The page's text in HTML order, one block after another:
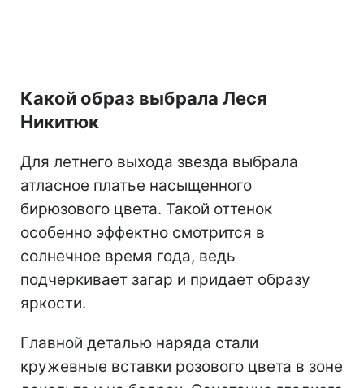
Какой образ выбрала Леся
Никитюк
Для летнего выхода звезда выбрала
атласное платье насыщенного
бирюзового цвета. Такой оттенок
особенно эффектно смотрится в
солнечное время года, ведь
подчеркивает загар и придает образу
яркости.
Главной деталью наряда стали
кружевные вставки розового цвета в зоне